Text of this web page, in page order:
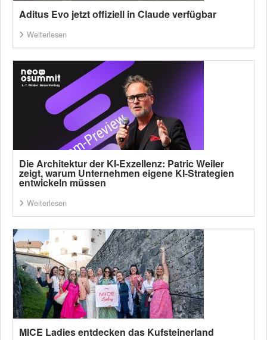
Aditus Evo jetzt offiziell in Claude verfügbar
Weiterlesen
Die Architektur der KI-Exzellenz: Patric Weiler
zeigt, warum Unternehmen eigene KI-Strategien
entwickeln müssen
Weiterlesen
MICE Ladies entdecken das Kufsteinerland